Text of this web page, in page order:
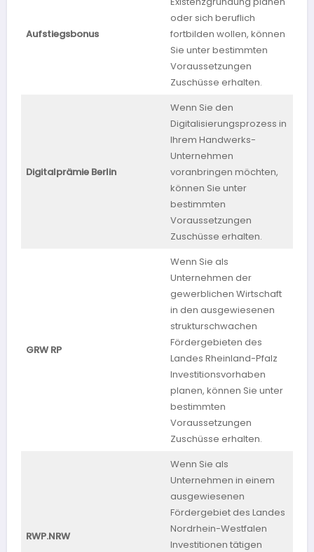
Aufstiegsbonus
oder sich beruflich
fortbilden wollen, können
Sie unter bestimmten
Voraussetzungen
Zuschüsse erhalten.
Digitalprämie Berlin
Wenn Sie den
Digitalisierungsprozess in
Ihrem Handwerks-
Unternehmen
voranbringen möchten,
können Sie unter
bestimmten
Voraussetzungen
Zuschüsse erhalten.
GRW RP
Wenn Sie als
Unternehmen der
gewerblichen Wirtschaft
in den ausgewiesenen
strukturschwachen
Fördergebieten des
Landes Rheinland-Pfalz
Investitionsvorhaben
planen, können Sie unter
bestimmten
Voraussetzungen
Zuschüsse erhalten.
RWP.NRW
Wenn Sie als
Unternehmen in einem
ausgewiesenen
Fördergebiet des Landes
Nordrhein-Westfalen
Investitionen tätigen